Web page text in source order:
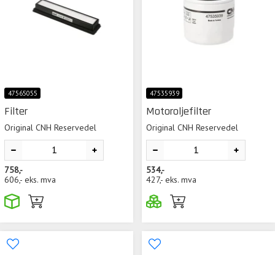
47565055
Filter
Original CNH Reservedel
758,-
606,- eks. mva
47535939
Motoroljefilter
Original CNH Reservedel
534,-
427,- eks. mva